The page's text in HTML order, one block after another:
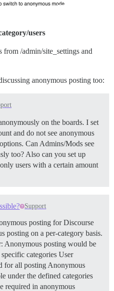
users
from /admin/site_settings and
anonymous posting too:
on the boards. I set
and do not see anonymous
Can Admins/Mods see
too? Also can you set up
users with a certain amount
Support
posting for Discourse
posting on a per-category basis.
Anonymous posting would be
categories User
for all posting Anonymous
under the defined categories
required in anonymous